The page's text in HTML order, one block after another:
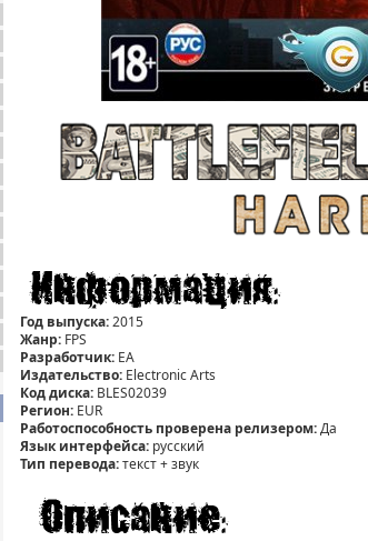
Год выпуска:2015
Жанр: FPS
Разработчик: EА
Издательство: Electronic Arts
Код диска: BLES02039
Регион: EUR
Работоспособность проверена релизером:Да
Язык интерфейса: русский
Тип перевода:текст + звук